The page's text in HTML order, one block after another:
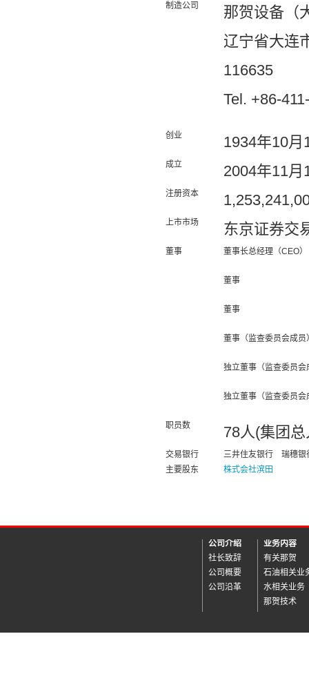
制造公司
那贺设备（
辽宁省大连
116635
Tel. +86-
创业 1934年10月
成立 2004年11月
注册资本
上市市场 东京证券交
董事 董事长总经理（CEO）
董事
董事
董事（监查委员会成员
独立董事（监查委员会
独立董事（监查委员会
职员数 78人(集团
交易银行 三井住友银行
瑞穗银
主要股东
株式会社滨田
公司介绍
社长致辞
公司概要
公司沿革
业务内容
有关那贺
石油相关业
水相关业务
那贺技术